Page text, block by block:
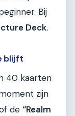
Bij
Deck.
blijft
40 kaarten
zijn
de “Realm